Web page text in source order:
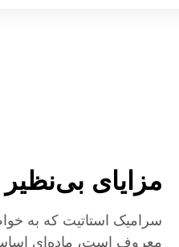
مزایای
سرامیک استاتیت که به
معروف است، ماده‌ای